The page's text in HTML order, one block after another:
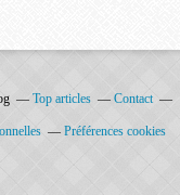
Top articles Contact
Préférences cookies